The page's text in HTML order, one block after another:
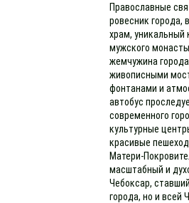
Православные
ровесник города,
храм, уникальный
мужского
жемчужина
живописными
фонтанами и
автобус
современного
культурные
красивые
Матери-
масштабный и
Чебоксар,
города, но и всей